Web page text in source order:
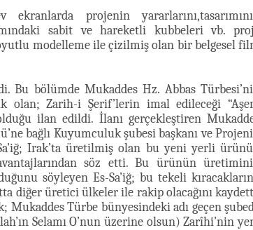
projenin
sabit ve hareketli kubbeleri vb.
modelleme ile çizilmiş olan bir belgesel
Bu bölümde Mukaddes Hz. Abbas
olan; Zarih-i Şerif’lerin imal edileceği
ilan edildi. İlanı gerçekleştiren
bağlı Kuyumculuk şubesi başkanı ve
Irak’ta üretilmiş olan bu yeni yerli
söz etti. Bu ürünün
söyleyen Es-Sa’iğ; bu tekeli
diğer üretici ülkeler ile rakip olacağını
Türbe bünyesindeki adı geçen
Selamı O’nun üzerine olsun) Zarîhi’nin